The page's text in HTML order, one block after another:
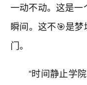
一动不动。这是
瞬间。这不🎯是
门。
“时间静止学